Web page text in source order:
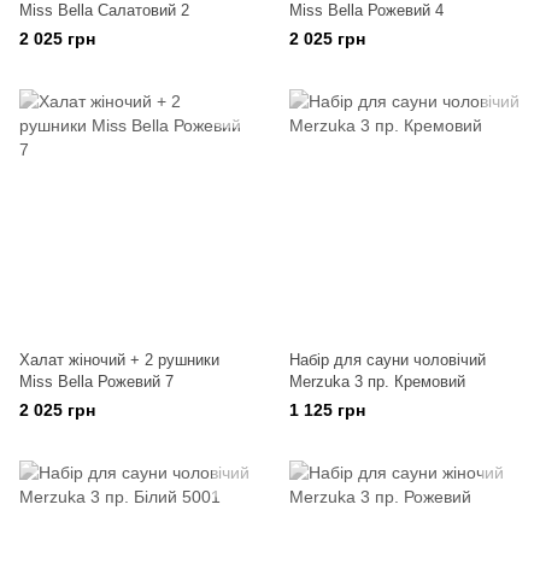
Miss Bella Салатовий 2
2 025 грн
Miss Bella Рожевий 4
2 025 грн
Халат жіночий + 2 рушники
Miss Bella Рожевий 7
2 025 грн
Набір для сауни чоловічий
Merzuka 3 пр. Кремовий
1 125 грн